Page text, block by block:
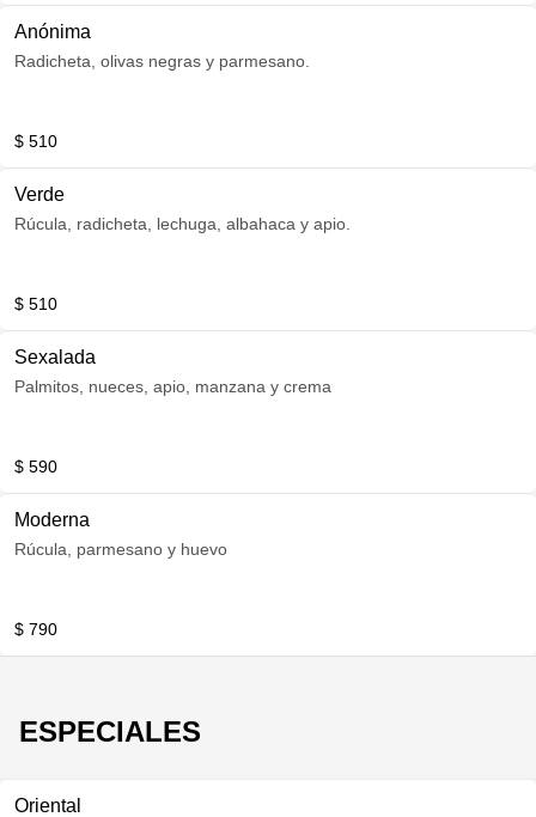
Anónima
Radicheta, olivas negras y parmesano.
$ 510
Verde
Rúcula, radicheta, lechuga, albahaca y apio.
$ 510
Sexalada
Palmitos, nueces, apio, manzana y crema
$ 590
Moderna
Rúcula, parmesano y huevo
$ 790
ESPECIALES
Oriental